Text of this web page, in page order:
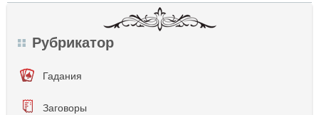
Рубрикатор
Гадания
Заговоры